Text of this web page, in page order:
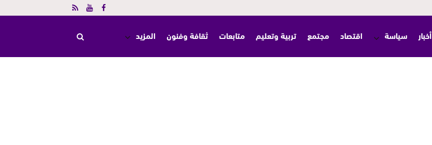
أخبار سياسة اقتصاد مجتمع تربية وتعليم متابعات ثقافة وفنون المزيد